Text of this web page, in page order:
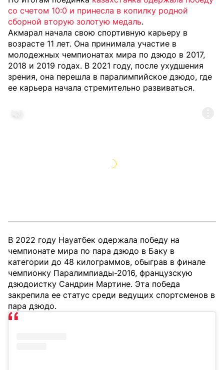
со счетом 10:0 и принесла в копилку родной
сборной вторую золотую медаль.
Акмарал начала свою спортивную карьеру в
возрасте 11 лет. Она принимала участие в
молодежных чемпионатах мира по дзюдо в 2017,
2018 и 2019 годах. В 2021 году, после ухудшения
зрения, она перешла в паралимпийское дзюдо, где
ее карьера начала стремительно развиваться.
В 2022 году Науатбек одержала победу на
чемпионате мира по пара дзюдо в Баку в
категории до 48 килограммов, обыграв в финале
чемпионку Паралимпиады-2016, французскую
дзюдоистку Сандрин Мартине. Эта победа
закрепила ее статус среди ведущих спортсменов в
пара дзюдо.